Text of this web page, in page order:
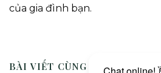
của gia đình bạn.
BÀI VIẾT CÙNG CHUYÊN MỤC